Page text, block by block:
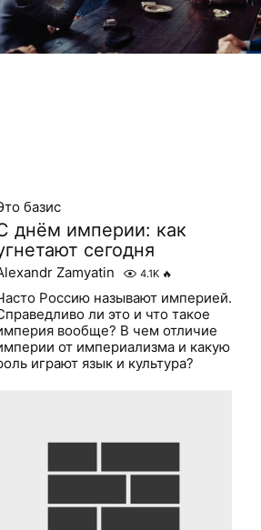
базис
днём империи: как
сегодня
Zamyatin 4.1K 🔥
Россию называют империей.
ли это и что такое
вообще? В чем отличие
от империализма и какую
играют язык и культура?